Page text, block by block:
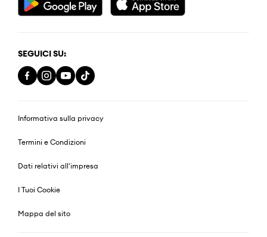
SEGUICI SU:
Informativa sulla privacy
Termini e Condizioni
Dati relativi all'impresa
I Tuoi Cookie
Mappa del sito